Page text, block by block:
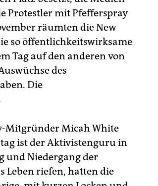
Protestler mit Pfefferspray
räumten die New
so öffentlichkeitswirksame
Tag auf den anderen von
des
Die
Mitgründer Micah White
ist der Aktivistenguru in
und Niedergang der
Leben riefen, hatten die